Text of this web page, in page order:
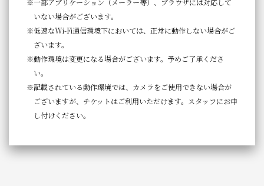
一部アプリケーション（メーラー等）、ブラウザには対応して
いない場合がございます。
低速なWi-Fi通信環境下においては、正常に動作しない場合がご
ざいます。
動作環境は変更になる場合がございます。予めご了承くださ
い。
記載されている動作環境では、カメラをご使用できない場合が
ございますが、チケットはご利用いただけます。スタッフにお申
し付けください。